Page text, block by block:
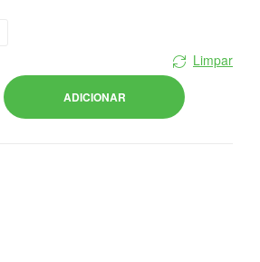
Limpar
ADICIONAR